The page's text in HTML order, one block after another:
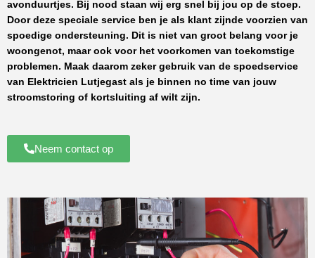
avonduurtjes. Bij nood staan wij erg snel bij jou op de stoep.
Door deze speciale service ben je als klant zijnde voorzien van
spoedige ondersteuning. Dit is niet van groot belang voor je
woongenot, maar ook voor het voorkomen van toekomstige
problemen. Maak daarom zeker gebruik van de spoedservice
van Elektricien Lutjegast als je binnen no time van jouw
stroomstoring of kortsluiting af wilt zijn.
Neem contact op